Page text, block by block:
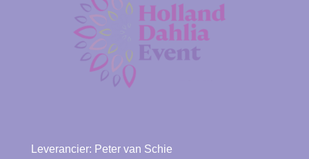
Leverancier: Peter van Schie